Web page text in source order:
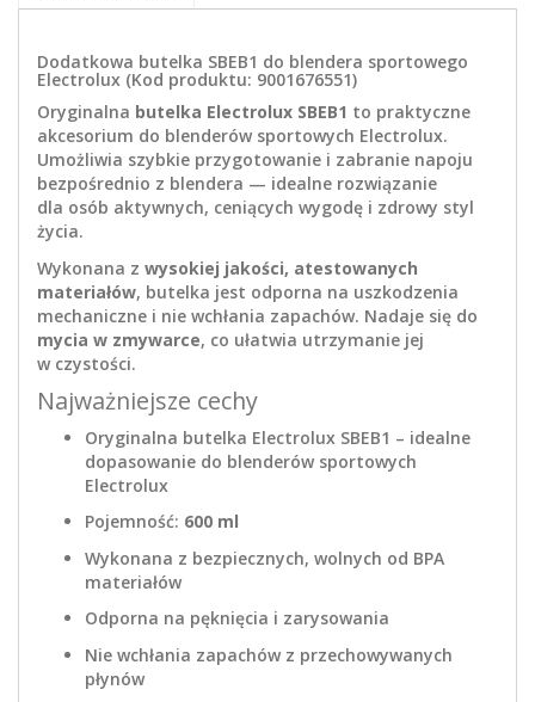
Dodatkowa butelka SBEB1 do blendera sportowego
Electrolux (Kod produktu: 9001676551)
Oryginalna butelka Electrolux SBEB1 to praktyczne
akcesorium do blenderów sportowych Electrolux.
Umożliwia szybkie przygotowanie i zabranie napoju
bezpośrednio z blendera — idealne rozwiązanie
dla osób aktywnych, ceniących wygodę i zdrowy styl
życia.
Wykonana z wysokiej jakości, atestowanych
materiałów, butelka jest odporna na uszkodzenia
mechaniczne i nie wchłania zapachów. Nadaje się do
mycia w zmywarce, co ułatwia utrzymanie jej
w czystości.
Najważniejsze cechy
Oryginalna butelka Electrolux SBEB1 – idealne
dopasowanie do blenderów sportowych
Electrolux
Pojemność: 600 ml
Wykonana z bezpiecznych, wolnych od BPA
materiałów
Odporna na pęknięcia i zarysowania
Nie wchłania zapachów z przechowywanych
płynów